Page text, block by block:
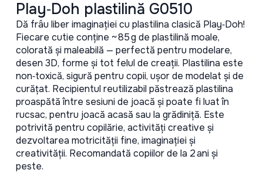
Play‑Doh plastilină G0510
Dă frâu liber imaginației cu plastilina clasică Play‑Doh!
Fiecare cutie conține ~ 85 g de plastilină moale,
colorată și maleabilă — perfectă pentru modelare,
desen 3D, forme și tot felul de creații. Plastilina este
non‑toxică, sigură pentru copii, ușor de modelat și de
curățat. Recipientul reutilizabil păstrează plastilina
proaspătă între sesiuni de joacă și poate fi luat în
rucsac, pentru joacă acasă sau la grădiniță. Este
potrivită pentru copilărie, activități creative și
dezvoltarea motricității fine, imaginației și
creativității. Recomandată copiilor de la 2 ani și
peste.